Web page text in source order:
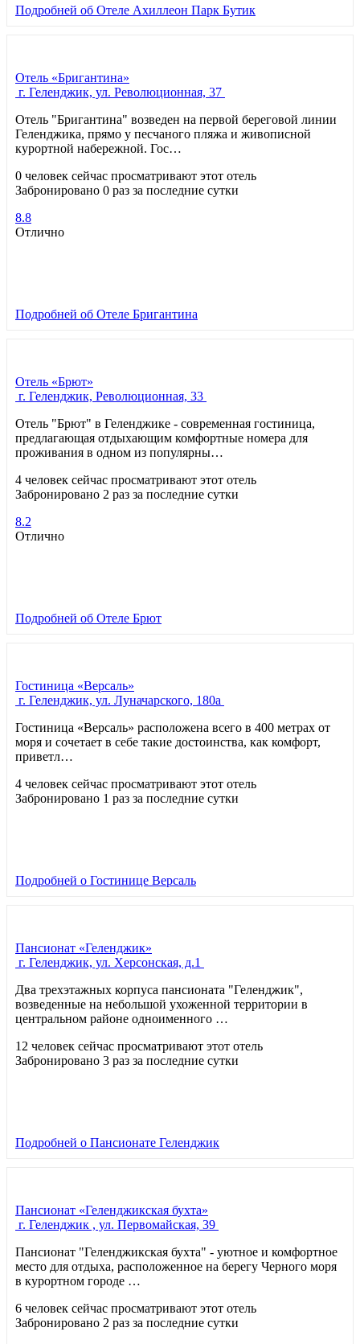
Подробней об Отеле Ахиллеон Парк Бутик
Отель «Бригантина»
г. Геленджик, ул. Революционная, 37
Отель "Бригантина" возведен на первой береговой линии
Геленджика, прямо у песчаного пляжа и живописной
курортной набережной. Гос…
0 человек сейчас просматривают этот отель
Забронировано 0 раз за последние сутки
8.8
Отлично
Подробней об Отеле Бригантина
Отель «Брют»
г. Геленджик, Революционная, 33
Отель "Брют" в Геленджике - современная гостиница,
предлагающая отдыхающим комфортные номера для
проживания в одном из популярны…
4 человек сейчас просматривают этот отель
Забронировано 2 раз за последние сутки
8.2
Отлично
Подробней об Отеле Брют
Гостиница «Версаль»
г. Геленджик, ул. Луначарского, 180а
Гостиница «Версаль» расположена всего в 400 метрах от
моря и сочетает в себе такие достоинства, как комфорт,
приветл…
4 человек сейчас просматривают этот отель
Забронировано 1 раз за последние сутки
Подробней о Гостинице Версаль
Пансионат «Геленджик»
г. Геленджик, ул. Херсонская, д.1
Два трехэтажных корпуса пансионата "Геленджик",
возведенные на небольшой ухоженной территории в
центральном районе одноименного …
12 человек сейчас просматривают этот отель
Забронировано 3 раз за последние сутки
Подробней о Пансионате Геленджик
Пансионат «Геленджикская бухта»
г. Геленджик , ул. Первомайская, 39
Пансионат "Геленджикская бухта" - уютное и комфортное
место для отдыха, расположенное на берегу Черного моря
в курортном городе …
6 человек сейчас просматривают этот отель
Забронировано 2 раз за последние сутки